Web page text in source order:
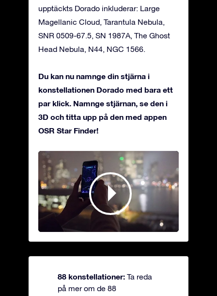
upptäckts Dorado inkluderar: Large
Magellanic Cloud, Tarantula Nebula,
SNR 0509-67.5, SN 1987A, The Ghost
Head Nebula, N44, NGC 1566.
Du kan nu namnge din stjärna i
konstellationen Dorado med bara ett
par klick. Namnge stjärnan, se den i
3D och titta upp på den med appen
OSR Star Finder!
88 konstellationer: Ta reda
på mer om de 88